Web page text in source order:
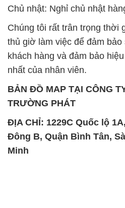
nhất của nhân viên.
BẢN ĐỒ MAP TẠI CÔNG
TRƯỜNG PHÁT
ĐỊA CHỈ: 1229C Quốc lộ
Đông B, Quận Bình Tân,
Minh